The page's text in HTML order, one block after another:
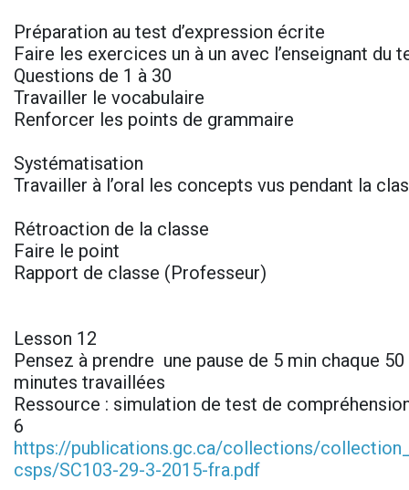
Préparation au test d’expression écrite
Faire les exercices un à un avec l’enseignant du
Questions de 1 à 30
Travailler le vocabulaire
Renforcer les points de grammaire
Systématisation
Travailler à l’oral les concepts vus pendant la
Rétroaction de la classe
Faire le point
Rapport de classe (Professeur)
Lesson 12
Pensez à prendre une pause de 5 min chaque 50
minutes travaillées
Ressource : simulation de test de
6
https://publications.gc.ca/collections/
csps/SC103-29-3-2015-fra.pdf